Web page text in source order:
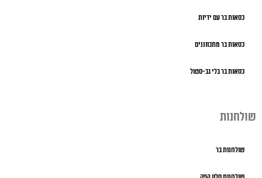
כסאות בר עם ידיות
כסאות בר מתכווננים
כסאות בר בלי גב-סטול
שולחנות
שולחנות בר